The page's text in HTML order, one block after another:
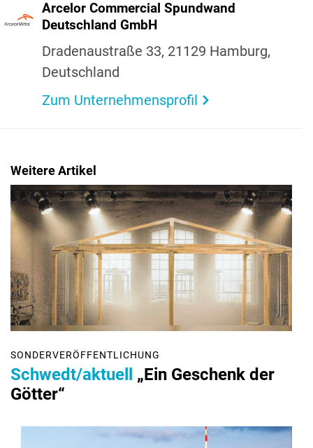
Arcelor Commer­cial Spund­wand
Deutsch­land GmbH
Draden­au­straße 33, 21129 Hamburg,
Deutsch­land
Zum Unternehmensprofil
Weitere Artikel
SONDERVERÖFFENTLICHUNG
Schwedt/aktuell „Ein Geschenk der
Götter“